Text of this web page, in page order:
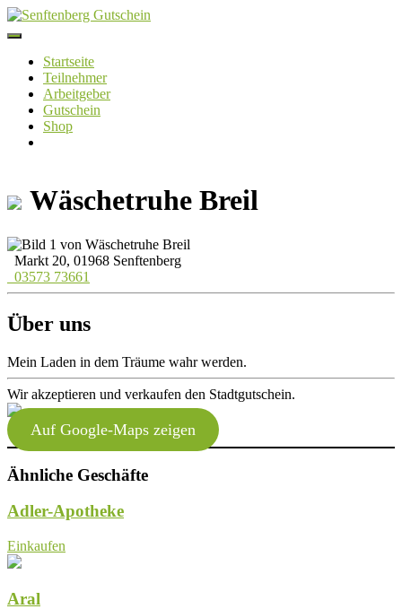
Skip
to
Startseite
Teilnehmer
Arbeitgeber
Gutschein
Shop
Wäschetruhe Breil
Markt 20, 01968 Senftenberg
03573 73661
Über uns
Mein Laden in dem Träume wahr werden.
Wir akzeptieren und verkaufen den Stadtgutschein.
Auf Google-Maps zeigen
Ähnliche Geschäfte
Adler-Apotheke
Einkaufen
Aral